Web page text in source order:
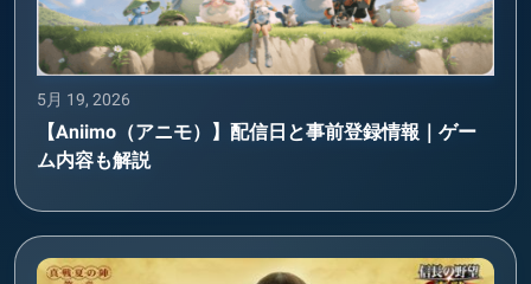
5月 19, 2026
【Aniimo（アニモ）】配信日と事前登録情報｜ゲー
ム内容も解説